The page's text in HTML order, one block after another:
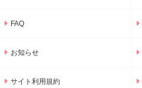
FAQ
お知らせ
サイト利用規約